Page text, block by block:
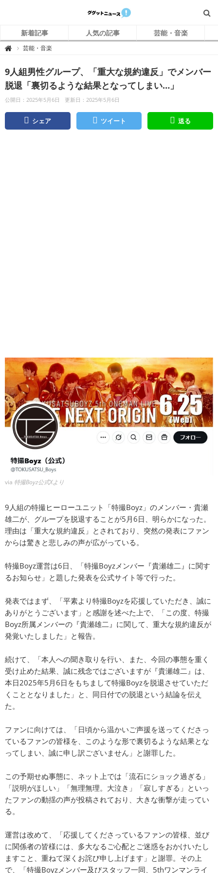
新着記事 人気の記事 芸能・音楽
 グ
ニ
ュ
ー
ス
芸能・音楽
9人組男性グループ、「重大な規約違反」でメンバー
脱退「裏切るような結果となってしまい…」
公開日：2025年5月6日 更新日：2025年5月6日
シェア ツイート 送る
via 特撮Boyz公式Xより
9人組の特撮ヒーローユニット「特撮Boyz」のメンバー・貴瀬
雄二が、グループを脱退することが5月6日、明らかになった。
理由は「重大な規約違反」とされており、突然の発表にファン
からは驚きと悲しみの声が広がっている。
特撮Boyz運営は6日、「特撮Boyzメンバー『貴瀬雄二』に関す
るお知らせ」と題した発表を公式サイト等で行った。
発表ではまず、「平素より特撮Boyzを応援していただき、誠に
ありがとうございます」と感謝を述べた上で、「この度、特撮
Boyz所属メンバーの『貴瀬雄二』に関して、重大な規約違反が
発覚いたしました」と報告。
続けて、「本人への聞き取りを行い、また、今回の事態を重く
受け止めた結果、誠に残念ではございますが『貴瀬雄二』は、
本日2025年5月6日をもちまして特撮Boyzを脱退させていただ
くこととなりました」と、同日付での脱退という結論を伝え
た。
ファンに向けては、「日頃から温かいご声援を送ってくださっ
ているファンの皆様を、このような形で裏切るような結果とな
ってしまい、誠に申し訳ございません」と謝罪した。
この予期せぬ事態に、ネット上では「流石にショック過ぎる」
「説明がほしい」「無理無理。大泣き」「寂しすぎる」といっ
たファンの動揺の声が投稿されており、大きな衝撃が走ってい
る。
運営は改めて、「応援してくださっているファンの皆様、並び
に関係者の皆様には、多大なるご心配とご迷惑をおかけいたし
ますこと、重ねて深くお詫び申し上げます」と謝罪。その上
で、「特撮Boyzメンバー及びスタッフ一同、5thワンマンライ